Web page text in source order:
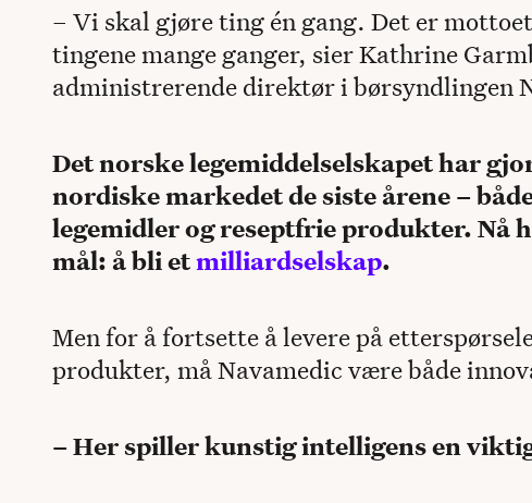
– Vi skal gjøre ting én gang. Det er
tingene mange ganger, sier Kathrine
administrerende direktør i børsyndlingen
Det norske legemiddelselskapet har
nordiske markedet de siste årene –
legemidler og reseptfrie produkter. Nå
mål: å bli etmilliardselskap.
Men for å fortsette å levere på
produkter, må Navamedic være både
– Her spiller kunstig intelligens en